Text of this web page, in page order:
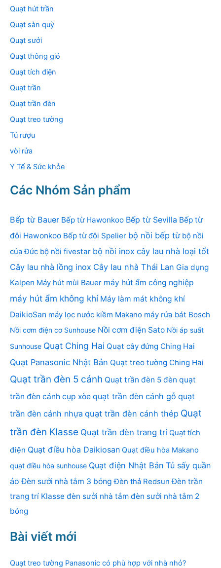
Quạt hút trần
Quạt sàn quỳ
Quạt sưởi
Quạt thông gió
Quạt tích điện
Quạt trần
Quạt trần đèn
Quạt treo tường
Tủ rượu
vòi rửa
Y Tế & Sức khỏe
Các Nhóm Sản phẩm
Bếp từ Bauer Bếp từ Hawonkoo Bếp từ Sevilla Bếp từ
đôi Hawonkoo Bếp từ đôi Spelier bộ nồi bếp từ bộ nồi
của Đức bộ nồi fivestar bộ nồi inox cây lau nhà loại tốt
Cây lau nhà lồng inox Cây lau nhà Thái Lan Gia dụng
Kalpen Máy hút mùi Bauer máy hút ẩm công nghiệp
máy hút ẩm không khí Máy làm mát không khí
DaikioSan máy lọc nước kiềm Makano máy rửa bát Bosch
Nồi cơm điện cơ Sunhouse Nồi cơm điện Sato Nồi áp suất
Sunhouse Quạt Ching Hai Quạt cây đứng Ching Hai
Quạt Panasonic Nhật Bản Quạt treo tường Ching Hai
Quạt trần đèn 5 cánh Quạt trần đèn 5 đèn quạt
trần đèn cánh cụp xòe quạt trần đèn cánh gỗ quạt
trần đèn cánh nhựa quạt trần đèn cánh thép Quạt
trần đèn Klasse Quạt trần đèn trang trí Quạt tích
điện Quạt điều hòa Daikiosan Quạt điều hòa Makano
quạt điều hòa sunhouse Quạt điện Nhật Bản Tủ sấy quần
áo Đèn sưởi nhà tắm 3 bóng Đèn thả Redsun Đèn trần
trang trí Klasse đèn sưởi nhà tắm đèn sưởi nhà tắm 2
bóng
Bài viết mới
Quạt treo tường Panasonic có phù hợp với nhà nhỏ?